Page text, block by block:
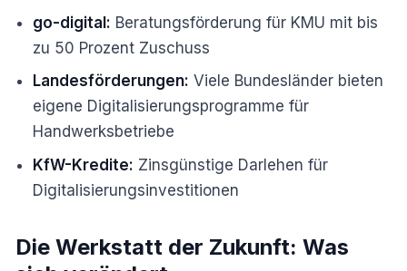
go-digital: Beratungsförderung für KMU mit bis
zu 50 Prozent Zuschuss
Landesförderungen: Viele Bundesländer bieten
eigene Digitalisierungsprogramme für
Handwerksbetriebe
KfW-Kredite: Zinsgünstige Darlehen für
Digitalisierungsinvestitionen
Die Werkstatt der Zukunft: Was